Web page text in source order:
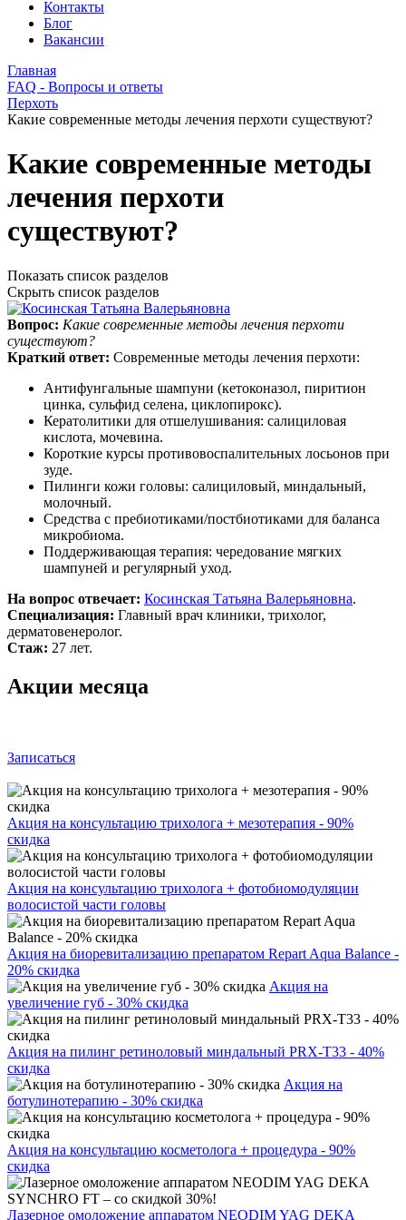
Контакты
Блог
Вакансии
Главная
FAQ - Вопросы и ответы
Перхоть
Какие современные методы лечения перхоти существуют?
Какие современные методы
лечения перхоти
существуют?
Показать список разделов
Скрыть список разделов
Вопрос: Какие современные методы лечения перхоти
существуют?
Краткий ответ: Современные методы лечения перхоти:
Антифунгальные шампуни (кетоконазол, пиритион
цинка, сульфид селена, циклопирокс).
Кератолитики для отшелушивания: салициловая
кислота, мочевина.
Короткие курсы противовоспалительных лосьонов при
зуде.
Пилинги кожи головы: салициловый, миндальный,
молочный.
Средства с пребиотиками/постбиотиками для баланса
микробиома.
Поддерживающая терапия: чередование мягких
шампуней и регулярный уход.
На вопрос отвечает: Косинская Татьяна Валерьяновна.
Специализация: Главный врач клиники, трихолог,
дерматовенеролог.
Стаж: 27 лет.
Акции месяца
Записаться
Акция на консультацию трихолога + мезотерапия - 90%
скидка
Акция на консультацию трихолога + фотобиомодуляции
волосистой части головы
Акция на биоревитализацию препаратом Repart Aqua Balance -
20% скидка
Акция на
увеличение губ - 30% скидка
Акция на пилинг ретиноловый миндальный PRX-T33 - 40%
скидка
Акция на
ботулинотерапию - 30% скидка
Акция на консультацию косметолога + процедура - 90%
скидка
Лазерное омоложение аппаратом NEODIM YAG DEKA